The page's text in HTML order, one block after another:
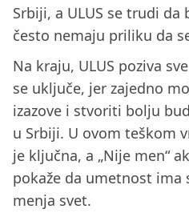
Srbiji, a ULUS se trudi
često nemaju priliku da
Na kraju, ULUS poziva
se uključe, jer zajedno
izazove i stvoriti bolju
u Srbiji. U ovom teškom
je ključna, a „Nije men“
pokaže da umetnost ima
menja svet.